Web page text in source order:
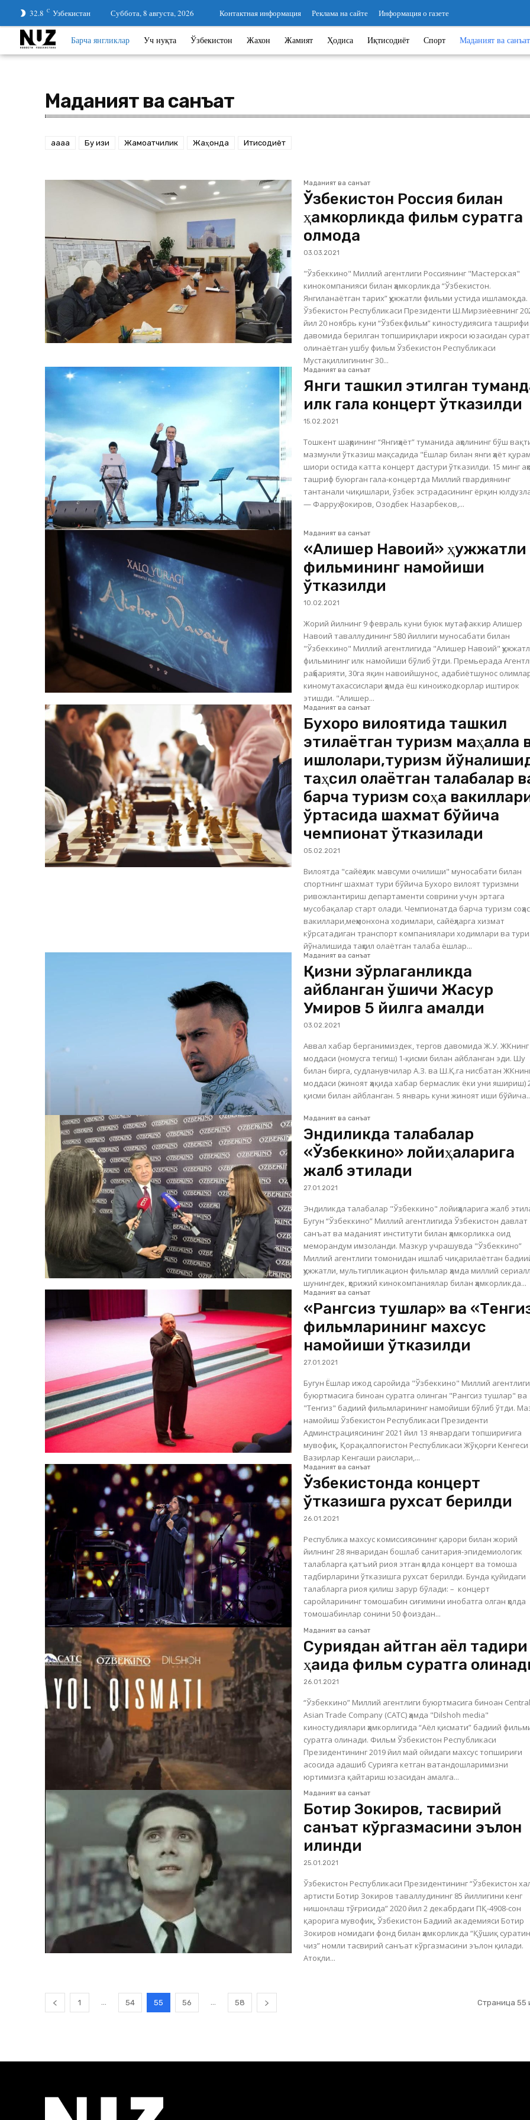
32.8 C Узбекистан Суббота, 8 августа, 2026 Контактная информация Реклама на сайте Информация о газете
Барча янгликлар Уч нуқта Ўзбекистон Жахон Жамият Ҳодиса Иқтисодиёт Спорт Маданият ва санъат
Маданият ва санъат
aaaa Бу қизиқ Жамоатчилик Жаҳонда Иқтисодиёт
Маданият ва санъат
Ўзбекистон Россия билан
ҳамкорликда фильм суратга
олмоқда
03.03.2021
"Ўзбеккино" Миллий агентлиги Россиянинг "Мастерская"
кинокомпанияси билан ҳамкорликда “Ўзбекистон.
Янгиланаётган тарих” ҳужжатли фильми устида ишламоқда.
Ўзбекистон Республикаси Президенти Ш.Мирзиёевнинг
йил 20 ноябрь куни “Ўзбекфильм” киностудиясига ташрифи
давомида берилган топшириқлари ижроси юзасидан
олинаётган ушбу фильм Ўзбекистон Республикаси
Мустақиллигининг 30...
Маданият ва санъат
Янги ташкил этилган
илк гала концерт ўтказилди
15.02.2021
Тошкент шаҳрининг “Янгиҳаёт” туманида аҳолининг бўш
мазмунли ўтказиш мақсадида "Ёшлар билан янги ҳаёт
шиори остида катта концерт дастури ўтказилди. 15 минг аҳоли
ташриф буюрган гала-концертда Миллий гвардиянинг
тантанали чиқишлари, ўзбек эстрадасининг ёрқин
— Фарруҳ Зокиров, Озодбек Назарбеков,...
Маданият ва санъат
«Алишер Навоий» ҳужжатли
фильмининг намойиши
ўтказилди
10.02.2021
Жорий йилнинг 9 февраль куни буюк мутафаккир Алишер
Навоий таваллудининг 580 йиллиги муносабати билан
"Ўзбеккино" Миллий агентлигида "Алишер Навоий"
фильмининг илк намойиши бўлиб ўтди. Премьерада
раҳбарияти, 30га яқин навоийшунос, адабиётшунос
киномутахассислари ҳамда ёш киноижодкорлар иштирок
этишди. "Алишер...
Маданият ва санъат
Бухоро вилоятида ташкил
этилаётган туризм маҳалла
қишлоқлари,туризм
таҳсил олаётган талабалар
барча туризм соҳа
ўртасида шахмат бўйича
чемпионат ўтказилади
05.02.2021
Вилоятда "сайёҳлик мавсуми очилиши" муносабати билан
спортнинг шахмат тури бўйича Бухоро вилоят туризмни
ривожлантириш департаменти соврини учун эртага
мусобақалар старт олади. Чемпионатда барча туризм соҳаси
вакиллари,меҳмонхона ходимлари, сайёҳларга хизмат
кўрсатадиган транспорт компаниялари ходимлари ва
йўналишида таҳсил олаётган талаба ёшлар...
Маданият ва санъат
Қизни зўрлаганликда
айбланган қўшиқчи Жасур
Умиров 5 йилга қамалди
03.02.2021
Аввал хабар берганимиздек, тергов давомида Ж.У. ЖКнинг
моддаси (номусга тегиш) 1-қисми билан айбланган эди. Шу
билан бирга, судланувчилар А.З. ва Ш.Қ.га нисбатан
моддаси (жиноят ҳақида хабар бермаслик ёки уни яшириш)
қисми билан айбланган. 5 январь куни жиноят иши
Маданият ва санъат
Эндиликда талабалар
«Ўзбеккино» лойиҳаларига
жалб этилади
27.01.2021
Эндиликда талабалар "Ўзбеккино" лойиҳаларига жалб
Бугун “Ўзбеккино” Миллий агентлигида Ўзбекистон давлат
санъат ва маданият институти билан ҳамкорликка оид
меморандум имзоланди. Мазкур учрашувда "Ўзбеккино”
Миллий агентлиги томонидан ишлаб чиқарилаётган
ҳужжатли, мультипликацион фильмлар ҳамда миллий
шунингдек, ҳорижий кинокомпаниялар билан ҳамкорликда...
Маданият ва санъат
«Рангсиз тушлар» ва
фильмларининг махсус
намойиши ўтказилди
27.01.2021
Бугун Ёшлар ижод саройида "Ўзбеккино" Миллий агентлиги
буюртмасига биноан суратга олинган "Рангсиз тушлар" ва
"Тенгиз" бадиий фильмларининг намойиши бўлиб ўтди. Мазкур
намойиш Ўзбекистон Республикаси Президенти
Админстрациясининг 2021 йил 13 январдаги топшириғига
мувофиқ, Қорақалпоғистон Республикаси Жўқорғи Кенгеси
Вазирлар Кенгаши раислари,...
Маданият ва санъат
Ўзбекистонда концерт
ўтказишга рухсат берилди
26.01.2021
Республика махсус комиссиясининг қарори билан жорий
йилнинг 28 январидан бошлаб санитария-эпидемиологик
талабларга қатъий риоя этган ҳолда концерт ва томоша
тадбирларини ўтказишга рухсат берилди. Бунда қуйидаги
талабларга риоя қилиш зарур бўлади: – концерт
саройларининг томошабин сиғимини инобатга олган ҳолда
томошабинлар сонини 50 фоиздан...
Маданият ва санъат
Суриядан қайтган аёл тақдири
ҳақида фильм суратга
26.01.2021
“Ўзбеккино” Миллий агентлиги буюртмасига биноан Central
Asian Trade Company (CATC) ҳамда "Dilshoh media"
киностудиялари ҳамкорлигида “Аёл қисмати” бадиий
суратга олинади. Фильм Ўзбекистон Республикаси
Президентининг 2019 йил май ойидаги махсус топшириғи
асосида адашиб Сурияга кетган ватандошларимизни
юртимизга қайтариш юзасидан амалга...
Маданият ва санъат
Ботир Зокиров, тасвирий
санъат кўргазмасини эълон
қилинди
25.01.2021
Ўзбекистон Республикаси Президентининг “Ўзбекистон
артисти Ботир Зокиров таваллудининг 85 йиллигини кенг
нишонлаш тўғрисида” 2020 йил 2 декабрдаги ПҚ-4908-сон
қарорига мувофиқ, Ўзбекистон Бадиий академияси Ботир
Зокиров номидаги фонд билан ҳамкорликда “Қўшиқ
чиз” номли тасвирий санъат кўргазмасини эълон қилади.
Атоқли...
1 ... 54 55 56 ... 58 Страница 55